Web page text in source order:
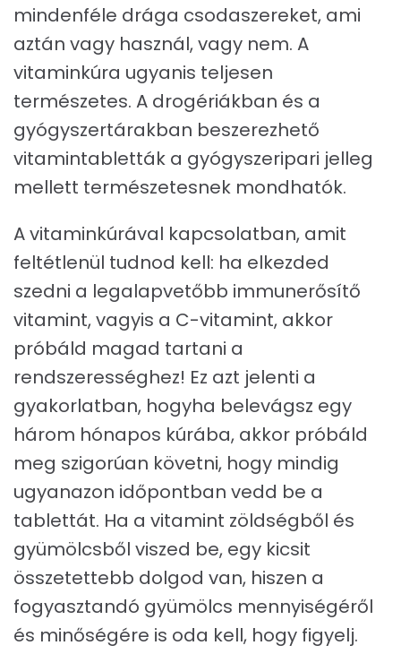
mindenféle drága csodaszereket, ami
aztán vagy használ, vagy nem. A
vitaminkúra ugyanis teljesen
természetes. A drogériákban és a
gyógyszertárakban beszerezhető
vitamintabletták a gyógyszeripari jelleg
mellett természetesnek mondhatók.
A vitaminkúrával kapcsolatban, amit
feltétlenül tudnod kell: ha elkezded
szedni a legalapvetőbb immunerősítő
vitamint, vagyis a C-vitamint, akkor
próbáld magad tartani a
rendszerességhez! Ez azt jelenti a
gyakorlatban, hogyha belevágsz egy
három hónapos kúrába, akkor próbáld
meg szigorúan követni, hogy mindig
ugyanazon időpontban vedd be a
tablettát. Ha a vitamint zöldségből és
gyümölcsből viszed be, egy kicsit
összetettebb dolgod van, hiszen a
fogyasztandó gyümölcs mennyiségéről
és minőségére is oda kell, hogy figyelj.